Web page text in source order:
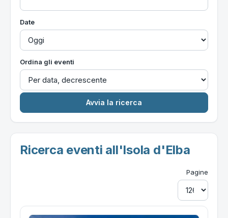
Date
Ordina gli eventi
Ricerca eventi all'Isola d'Elba
Pagine